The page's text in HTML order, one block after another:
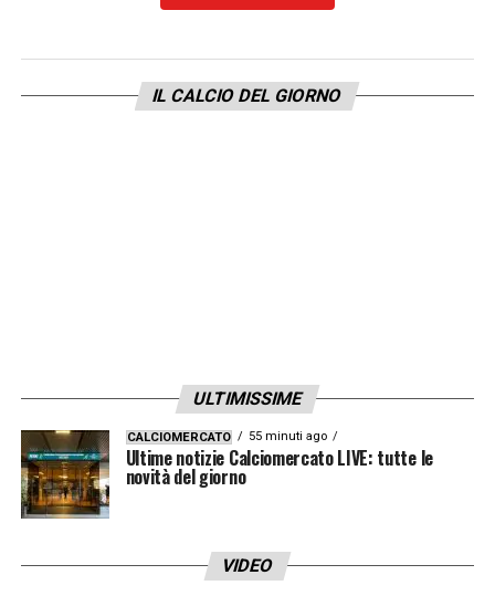
IL CALCIO DEL GIORNO
ULTIMISSIME
CALCIOMERCATO 55 minuti ago
Ultime notizie Calciomercato LIVE: tutte le
novità del giorno
VIDEO